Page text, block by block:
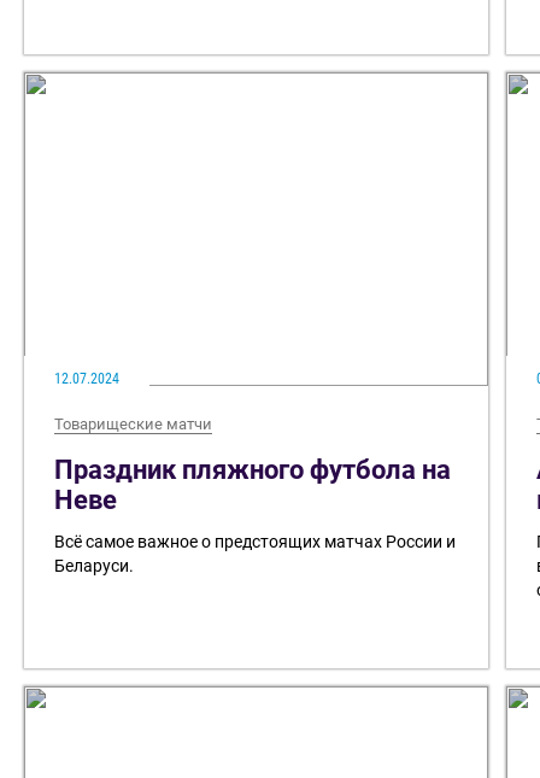
12.07.2024
Товарищеские матчи
Праздник пляжного футбола на
Неве
Всё самое важное о предстоящих матчах России и
Беларуси.